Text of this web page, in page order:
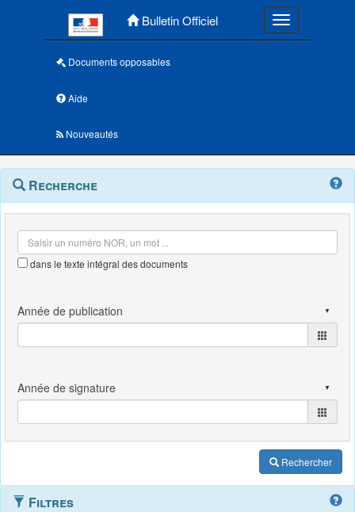
Bulletin Officiel Toggle
Documents opposables
Aide
Nouveautés
Navigation
outils
Menu
contextuel
Recherche
dans le texte intégral des documents
Rechercher
Filtres